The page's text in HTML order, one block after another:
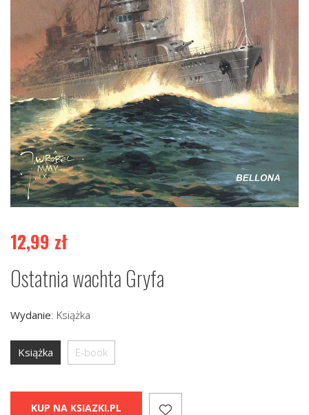
12,99 zł
Ostatnia wachta Gryfa
Wydanie: Książka
Książka E-book
KUP NA KSIAZKI.PL